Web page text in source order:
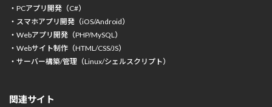
・PCアプリ開発（C#）
・スマホアプリ開発（iOS/Android）
・Webアプリ開発（PHP/MySQL）
・Webサイト制作（HTML/CSS/JS）
・サーバー構築/管理（Linux/シェルスクリプト）
関連サイト